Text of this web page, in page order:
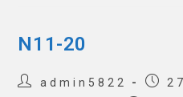
N11-20
admin5822